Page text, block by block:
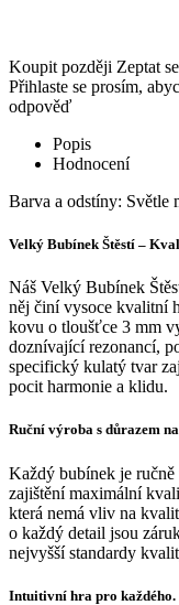
Koupit později Zeptat se
Přihlaste se prosím,
odpověď
Popis
Hodnocení
Barva a odstíny: Světle
Velký Bubínek Štěstí –
Náš Velký Bubínek
něj činí vysoce kvalitní
kovu o tloušťce 3 mm
doznívající rezonancí,
specifický kulatý tvar
pocit harmonie a klidu.
Ruční výroba s důrazem
Každý bubínek je
zajištění maximální
která nemá vliv na
o každý detail jsou
nejvyšší standardy
Intuitivní hra pro každého.